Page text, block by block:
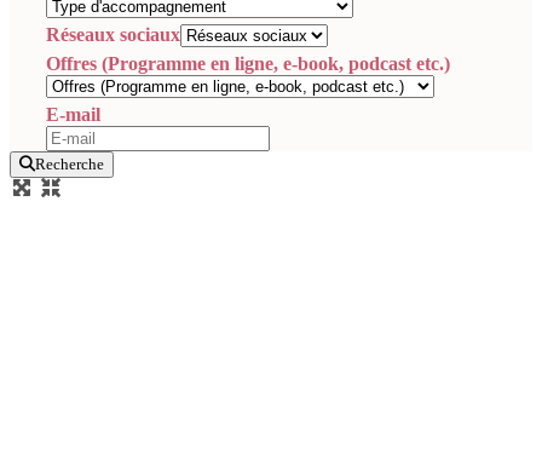
Réseaux sociaux
Offres (Programme en ligne, e-book, podcast etc.)
E-mail
Recherche